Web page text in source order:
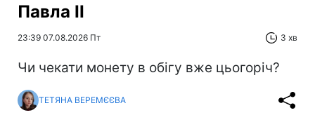
Павла II
23:39 07.08.2026 Пт 3 хв
Чи чекати монету в обігу вже цьогоріч?
ТЕТЯНА ВЕРЕМЄЄВА